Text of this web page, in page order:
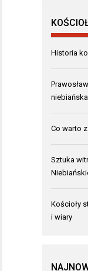
Historia
Co warto
Sztuka
Kościoły
i wiary